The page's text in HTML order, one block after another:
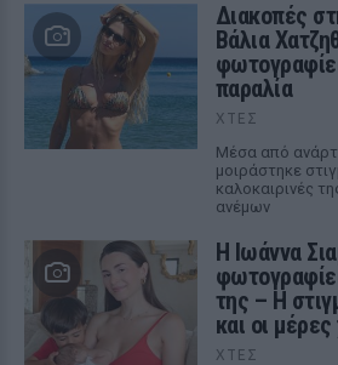
Διακοπές
Βάλια
παραλία
ΧΤΕΣ
Μέσα από
μοιράστηκε
καλοκαιρινές
ανέμων
H Ιωάννα
της – Η
και οι
ΧΤΕΣ